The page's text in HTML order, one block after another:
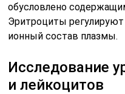
обусловлено
Эритроциты
ионный состав плазмы.
Исследование
и лейкоцитов